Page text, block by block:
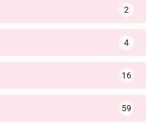
2
4
16
59